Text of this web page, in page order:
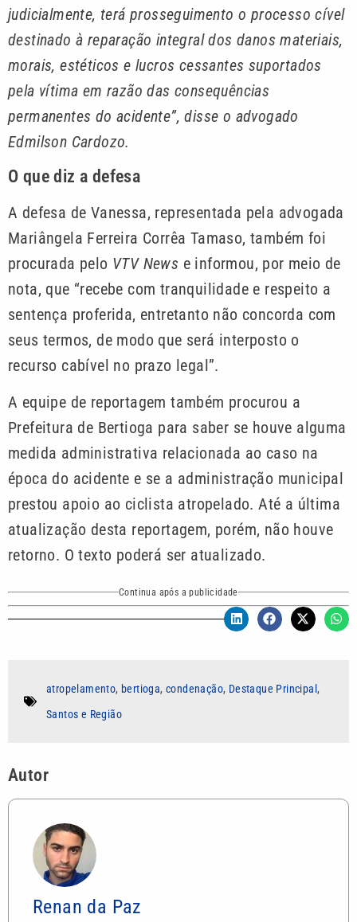
judicialmente, terá prosseguimento o processo cível
destinado à reparação integral dos danos materiais,
morais, estéticos e lucros cessantes suportados
pela vítima em razão das consequências
permanentes do acidente”, disse o advogado
Edmilson Cardozo.
O que diz a defesa
A defesa de Vanessa, representada pela advogada
Mariângela Ferreira Corrêa Tamaso, também foi
procurada pelo VTV News e informou, por meio de
nota, que “recebe com tranquilidade e respeito a
sentença proferida, entretanto não concorda com
seus termos, de modo que será interposto o
recurso cabível no prazo legal”.
A equipe de reportagem também procurou a
Prefeitura de Bertioga para saber se houve alguma
medida administrativa relacionada ao caso na
época do acidente e se a administração municipal
prestou apoio ao ciclista atropelado. Até a última
atualização desta reportagem, porém, não houve
retorno. O texto poderá ser atualizado.
Continua após a publicidade
atropelamento, bertioga,condenação, Destaque Principal,
Santos e Região
Autor
Renan da Paz